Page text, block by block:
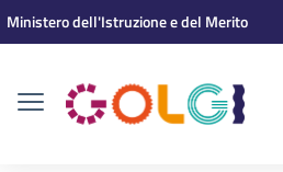
Vai ai contenuti
Vai al menu di navigazione
Vai al footer
Ministero dell'Istruzione e del Merito